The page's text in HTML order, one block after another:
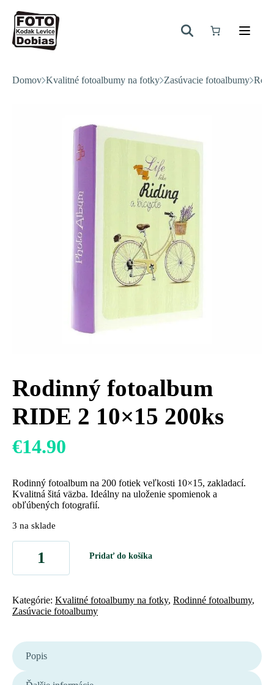
Domov Kvalitné fotoalbumy na fotky Zasúvacie fotoalbumy
Rodinný fotoalbum
RIDE 2 10×15 200ks
€14.90
Rodinný fotoalbum na 200 fotiek veľkosti 10×15, zakladací.
Kvalitná šitá väzba. Ideálny na uloženie spomienok a
obľúbených fotografií.
3 na sklade
Pridať do košíka
Kategórie: Kvalitné fotoalbumy na fotky, Rodinné fotoalbumy,
Zasúvacie fotoalbumy
Popis